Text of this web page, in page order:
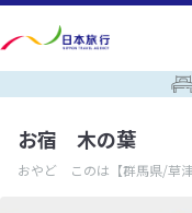
お宿 木の葉
おやど このは 【群馬県/草